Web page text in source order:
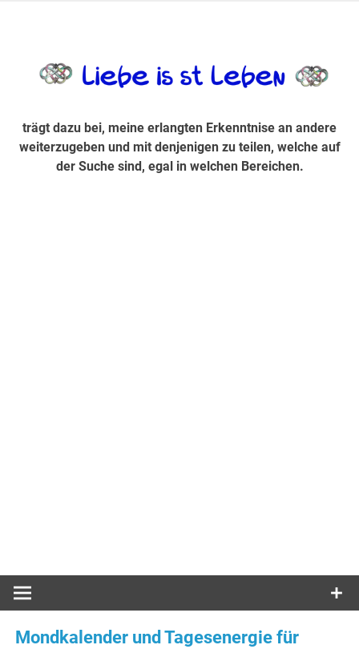
Suche sind, egal in welchen Bereichen.
trägt dazu bei, meine erlangten Erkenntnise an andere
weiterzugeben und mit denjenigen zu teilen, welche auf
der Suche sind, egal in welchen Bereichen.
Mondkalender und Tagesenergie für